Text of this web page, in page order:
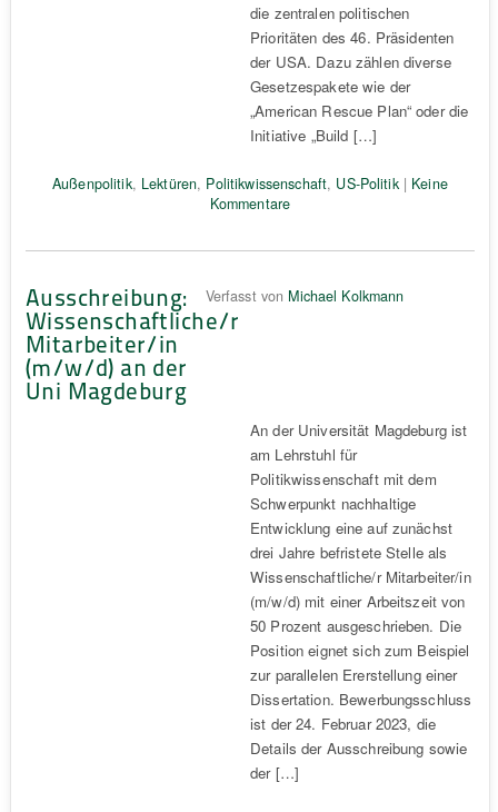
die zentralen politischen
Prioritäten des 46. Präsidenten
der USA. Dazu zählen diverse
Gesetzespakete wie der
„American Rescue Plan“ oder die
Initiative „Build […]
Außenpolitik, Lektüren, Politikwissenschaft, US-Politik| Keine
Kommentare
Ausschreibung:
Wissenschaftliche/r
Mitarbeiter/in
(m/w/d) an der
Uni Magdeburg
Verfasst von Michael Kolkmann
An der Universität Magdeburg ist
am Lehrstuhl für
Politikwissenschaft mit dem
Schwerpunkt nachhaltige
Entwicklung eine auf zunächst
drei Jahre befristete Stelle als
Wissenschaftliche/r Mitarbeiter/in
(m/w/d) mit einer Arbeitszeit von
50 Prozent ausgeschrieben. Die
Position eignet sich zum Beispiel
zur parallelen Ererstellung einer
Dissertation. Bewerbungsschluss
ist der 24. Februar 2023, die
Details der Ausschreibung sowie
der […]